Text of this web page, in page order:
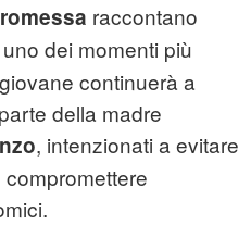
raccontano
dei momenti più
continuerà a
della madre
, intenzionati a evitare